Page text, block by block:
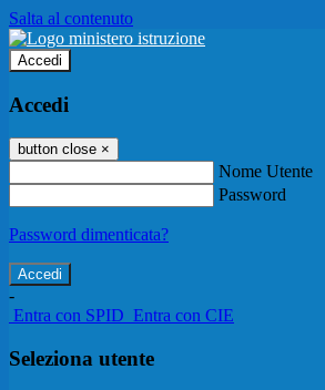
Salta al contenuto
Accedi
Accedi
button close ×
Nome Utente
Password
Password dimenticata?
-
Entra con SPID Entra con CIE
Seleziona utente